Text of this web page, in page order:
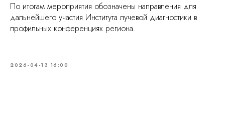
По итогам мероприятия обозначены направления для
дальнейшего участия Института лучевой диагностики в
профильных конференциях региона.
2026-04-13 16:00